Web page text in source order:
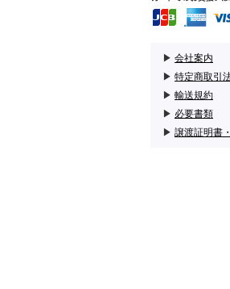
▶ 会社案内
▶ 特定商取引
▶ 輸送規約
▶ 必要書類
▶ 譲渡証明書